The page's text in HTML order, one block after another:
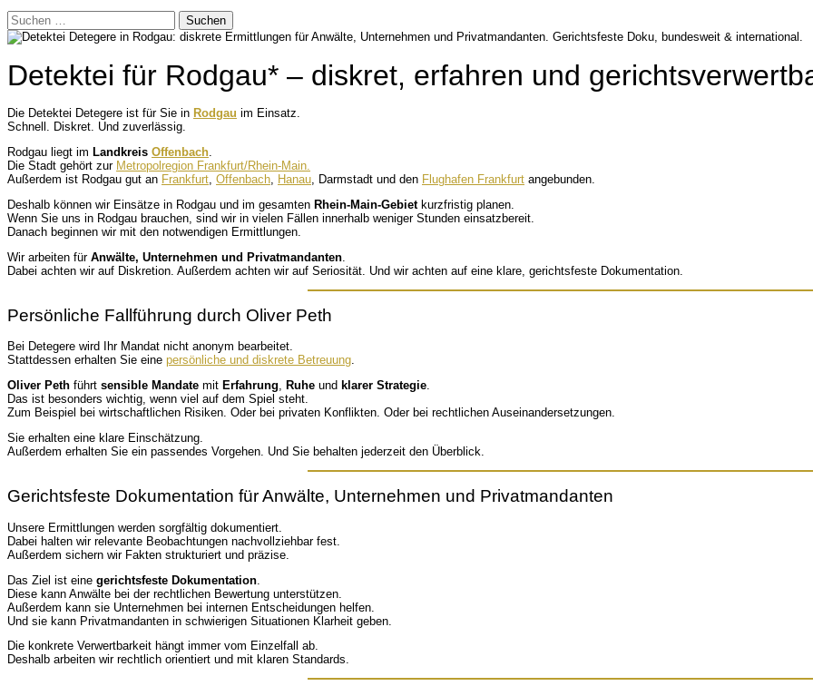
Suchen
nach:
Detektei für Rodgau* – diskret, erfahren und
Die Detektei Detegere ist für Sie in Rodgau im Einsatz.
Schnell. Diskret. Und zuverlässig.
Rodgau liegt im Landkreis Offenbach.
Die Stadt gehört zur Metropolregion Frankfurt/Rhein-Main.
Außerdem ist Rodgau gut an Frankfurt, Offenbach, Hanau, Darmstadt und den Flughafen Frankfurt angebunden.
Deshalb können wir Einsätze in Rodgau und im gesamten Rhein-Main-Gebietkurzfristig planen.
Wenn Sie uns in Rodgau brauchen, sind wir in vielen Fällen innerhalb weniger Stunden einsatzbereit.
Danach beginnen wir mit den notwendigen Ermittlungen.
Wir arbeiten für Anwälte, Unternehmen und Privatmandanten
Dabei achten wir auf Diskretion. Außerdem achten wir auf Seriosität. Und wir achten auf eine klare, gerichtsfeste Dokumentation.
Persönliche Fallführung durch Oliver Peth
Bei Detegere wird Ihr Mandat nicht anonym bearbeitet.
Stattdessen erhalten Sie eine persönliche und diskrete Betreuung.
Oliver Peth führt sensible Mandate mit Erfahrung, Ruhe und klarer Strategie.
Das ist besonders wichtig, wenn viel auf dem Spiel steht.
Zum Beispiel bei wirtschaftlichen Risiken. Oder bei privaten Konflikten. Oder bei rechtlichen Auseinandersetzungen.
Sie erhalten eine klare Einschätzung.
Außerdem erhalten Sie ein passendes Vorgehen. Und Sie behalten jederzeit den Überblick.
Gerichtsfeste Dokumentation für Anwälte, Unternehmen und Privatmandanten
Unsere Ermittlungen werden sorgfältig dokumentiert.
Dabei halten wir relevante Beobachtungen nachvollziehbar fest.
Außerdem sichern wir Fakten strukturiert und präzise.
Das Ziel ist eine gerichtsfeste Dokumentation
Diese kann Anwälte bei der rechtlichen Bewertung unterstützen.
Außerdem kann sie Unternehmen bei internen Entscheidungen helfen.
Und sie kann Privatmandanten in schwierigen Situationen Klarheit geben.
Die konkrete Verwertbarkeit hängt immer vom Einzelfall ab.
Deshalb arbeiten wir rechtlich orientiert und mit klaren Standards.